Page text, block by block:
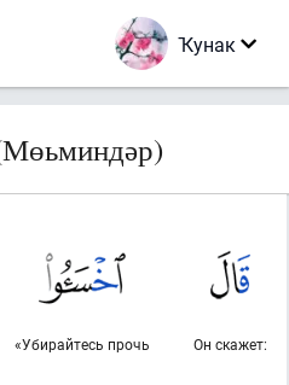
Ҡунак
Он скажет:
«Убирайтесь прочь